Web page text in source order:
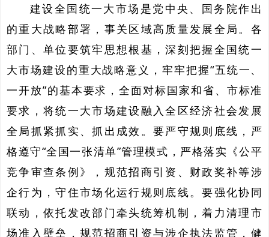
建设全国统一大市场是党中央、国务院作出
的重大战略部署，事关区域高质量发展全局。各
部门、单位要筑牢思想根基，深刻把握全国统一
大市场建设的重大战略意义，牢牢把握“五统一、
一开放”的基本要求，全面对标国家和省、市标准
要求，将统一大市场建设融入全区经济社会发展
全局抓紧抓实、抓出成效。要严守规则底线，严
格遵守“全国一张清单”管理模式，严格落实《公平
竞争审查条例》，规范招商引资、财政奖补等涉
企行为，守住市场化运行规则底线。要强化协同
联动，依托发改部门牵头统筹机制，着力清理市
场准入壁垒，规范招商引资与涉企执法监管，健